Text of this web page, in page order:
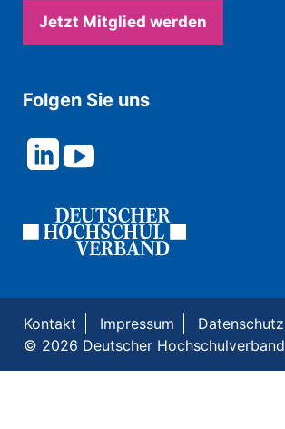
Jetzt Mitglied werden
Folgen Sie uns
Kontakt Impressum Datenschutz
© 2026 Deutscher Hochschulverband